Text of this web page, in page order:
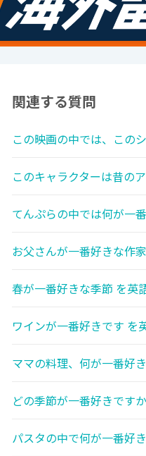
関連する質問
この映画の中では、この
このキャラクターは昔の
てんぷらの中では何が一
お父さんが一番好きな作
春が一番好きな季節 を英
ワインが一番好きです を
ママの料理、何が一番好
どの季節が一番好きです
パスタの中で何が一番好